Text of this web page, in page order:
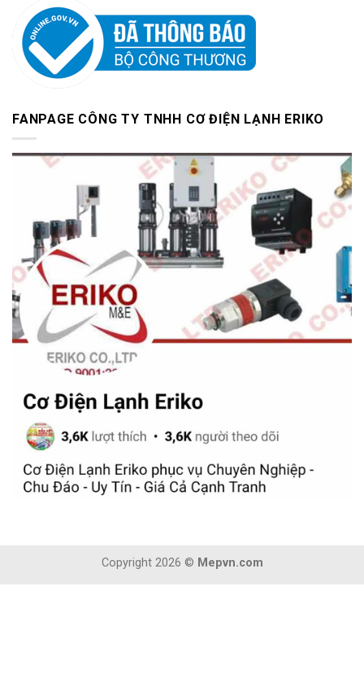
FANPAGE CÔNG TY TNHH CƠ ĐIỆN LẠNH ERIKO
Copyright 2026 © Mepvn.com